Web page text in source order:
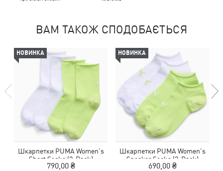
ВАМ ТАКОЖ СПОДОБАЄТЬСЯ
НОВИНКА
Шкарпетки PUMA Women's
Short Socks (2-Pack)
790,00 ₴
НОВИНКА
Шкарпетки PUMA Women's
Sneaker Socks (2-Pack)
690,00 ₴